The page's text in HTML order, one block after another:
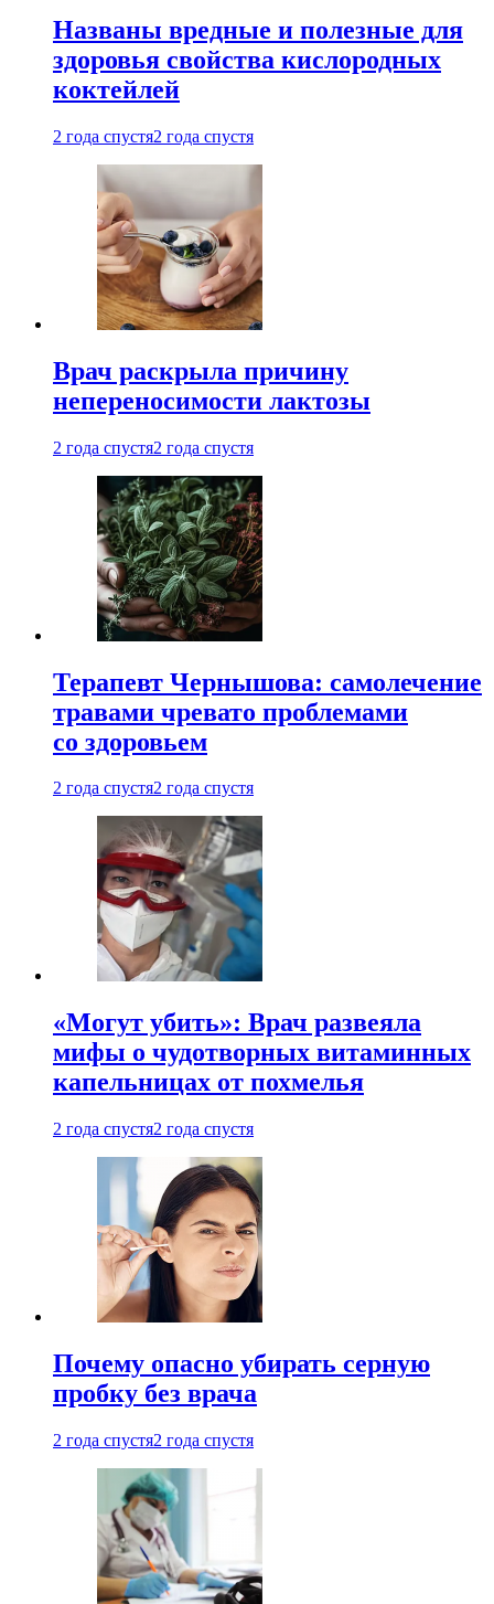
Названы вредные и полезные для
здоровья свойства кислородных
коктейлей
2 года спустя2 года спустя
Врач раскрыла причину
непереносимости лактозы
2 года спустя2 года спустя
Терапевт Чернышова: самолечение
травами чревато проблемами
со здоровьем
2 года спустя2 года спустя
«Могут убить»: Врач развеяла
мифы о чудотворных витаминных
капельницах от похмелья
2 года спустя2 года спустя
Почему опасно убирать серную
пробку без врача
2 года спустя2 года спустя